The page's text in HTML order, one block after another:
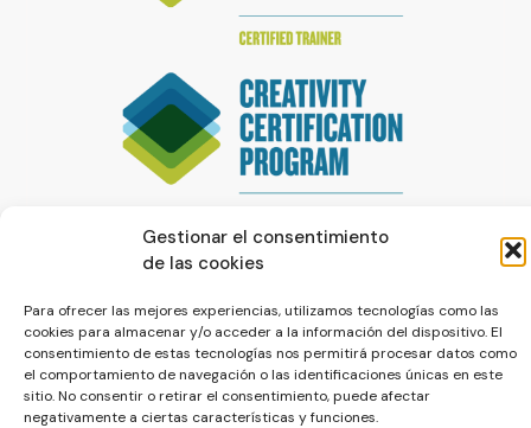
Gestionar el consentimiento
de las cookies
Para ofrecer las mejores experiencias, utilizamos tecnologías como las
cookies para almacenar y/o acceder a la información del dispositivo. El
consentimiento de estas tecnologías nos permitirá procesar datos como
el comportamiento de navegación o las identificaciones únicas en este
sitio. No consentir o retirar el consentimiento, puede afectar
negativamente a ciertas características y funciones.
© La Servilleta - El Blog de Paco Prieto